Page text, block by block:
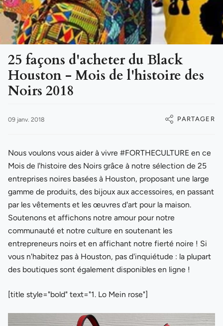
25 façons d'acheter du Black
Houston - Mois de l'histoire des
Noirs 2018
09 janv. 2018 PARTAGER
Nous voulons vous aider à vivre #FORTHECULTURE en ce
Mois de l'histoire des Noirs grâce à notre sélection de 25
entreprises noires basées à Houston, proposant une large
gamme de produits, des bijoux aux accessoires, en passant
par les vêtements et les œuvres d'art pour la maison.
Soutenons et affichons notre amour pour notre
communauté et notre culture en soutenant les
entrepreneurs noirs et en affichant notre fierté noire ! Si
vous n'habitez pas à Houston, pas d'inquiétude : la plupart
des boutiques sont également disponibles en ligne !
[title style="bold" text="1. Lo Mein rose"]